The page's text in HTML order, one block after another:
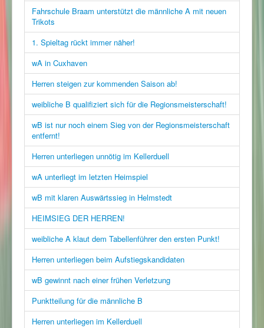
Fahrschule Braam unterstützt die männliche A mit neuen
Trikots
1. Spieltag rückt immer näher!
wA in Cuxhaven
Herren steigen zur kommenden Saison ab!
weibliche B qualifiziert sich für die Regionsmeisterschaft!
wB ist nur noch einem Sieg von der Regionsmeisterschaft
entfernt!
Herren unterliegen unnötig im Kellerduell
wA unterliegt im letzten Heimspiel
wB mit klaren Auswärtssieg in Helmstedt
HEIMSIEG DER HERREN!
weibliche A klaut dem Tabellenführer den ersten Punkt!
Herren unterliegen beim Aufstiegskandidaten
wB gewinnt nach einer frühen Verletzung
Punktteilung für die männliche B
Herren unterliegen im Kellerduell